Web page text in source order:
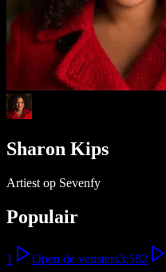
Sharon Kips
Artiest op Sevenfy
Populair
1 Open de vensters3:582